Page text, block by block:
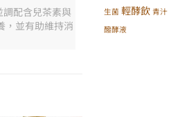
配含兒茶素與
，並有助維持消
生菌 輕酵飲 青汁
醱酵液